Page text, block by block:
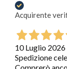
Acquirente
10 Luglio 2026
Spedizione